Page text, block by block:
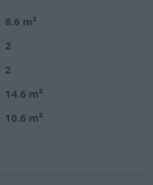
8.6 m²
2
2
14.6 m²
10.6 m²